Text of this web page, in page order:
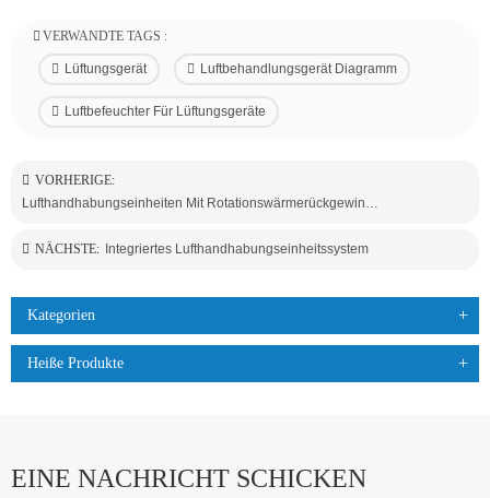
VERWANDTE TAGS :
Lüftungsgerät Luftbehandlungsgerät Diagramm
Luftbefeuchter Für Lüftungsgeräte
VORHERIGE:
Lufthandhabungseinheiten Mit Rotationswärmerückgewinnungsgerät
NÄCHSTE: Integriertes Lufthandhabungseinheitssystem
Kategorien
Heiße Produkte
EINE NACHRICHT SCHICKEN